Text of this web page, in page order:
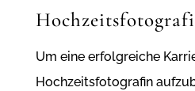
Um eine erfolgreiche
Hochzeitsfotografin